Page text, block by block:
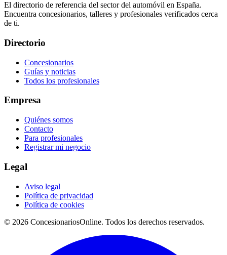
El directorio de referencia del sector del automóvil en España.
Encuentra concesionarios, talleres y profesionales verificados cerca
de ti.
Directorio
Concesionarios
Guías y noticias
Todos los profesionales
Empresa
Quiénes somos
Contacto
Para profesionales
Registrar mi negocio
Legal
Aviso legal
Política de privacidad
Política de cookies
© 2026 ConcesionariosOnline. Todos los derechos reservados.